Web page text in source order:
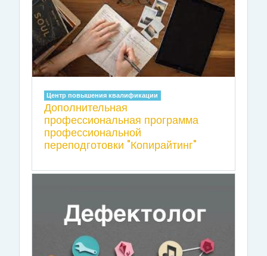
Центр повышения квалификации
Дополнительная
профессиональная программа
профессиональной
переподготовки "Копирайтинг"